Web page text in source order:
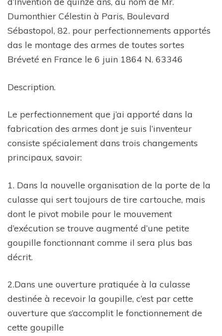
Dumonthier Célestin à Paris, Boulevard
Sébastopol, 82. pour perfectionnements apportés
das le montage des armes de toutes sortes
Bréveté en France le 6 juin 1864 N. 63346
Description.
Le perfectionnement que j’ai apporté dans la
fabrication des armes dont je suis l’inventeur
consiste spécialement dans trois changements
principaux, savoir:
1. Dans la nouvelle organisation de la porte de la
culasse qui sert toujours de tire cartouche, mais
dont le pivot mobile pour le mouvement
d’exécution se trouve augmenté d’une petite
goupille fonctionnant comme il sera plus bas
décrit.
2.Dans une ouverture pratiquée à la culasse
destinée à recevoir la goupille, c’est par cette
ouverture que s’accomplit le fonctionnement de
cette goupille